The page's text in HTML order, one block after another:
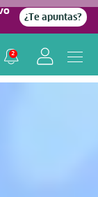
¿Te apuntas?
2